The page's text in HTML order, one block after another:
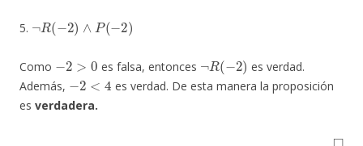
5.
R( − )∧ −2
Como
2
es falsa, entonces
R( − )
es verdad.
Además,
− 2 <4
es verdad. De esta manera la proposición
es verdadera.
◻